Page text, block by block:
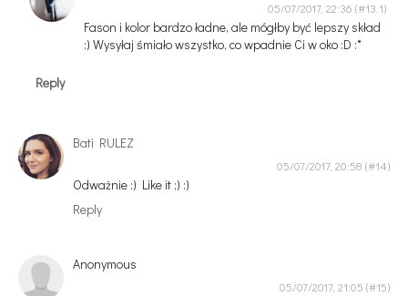
05/07/2017, 22:36
Fason i kolor bardzo ładne, ale mógłby być lepszy skład
:) Wysyłaj śmiało wszystko, co wpadnie Ci w oko :D :*
Reply
Bati RULEZ
05/07/2017, 20:58
Odważnie :) Like it ;) :)
Reply
Anonymous
05/07/2017, 21:05